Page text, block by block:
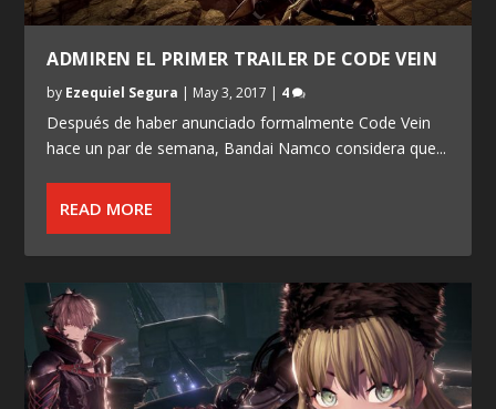
ADMIREN EL PRIMER TRAILER DE CODE VEIN
by Ezequiel Segura | May 3, 2017 | 4
Después de haber anunciado formalmente Code Vein
hace un par de semana, Bandai Namco considera que...
READ MORE